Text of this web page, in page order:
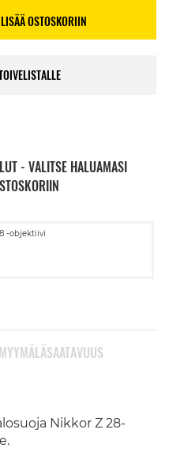
LISÄÄ OSTOSKORIIN
- VALITSE HALUAMASI
-objektiivi
Nikkor Z 28-
MYYMÄLÄSAATAVUUS